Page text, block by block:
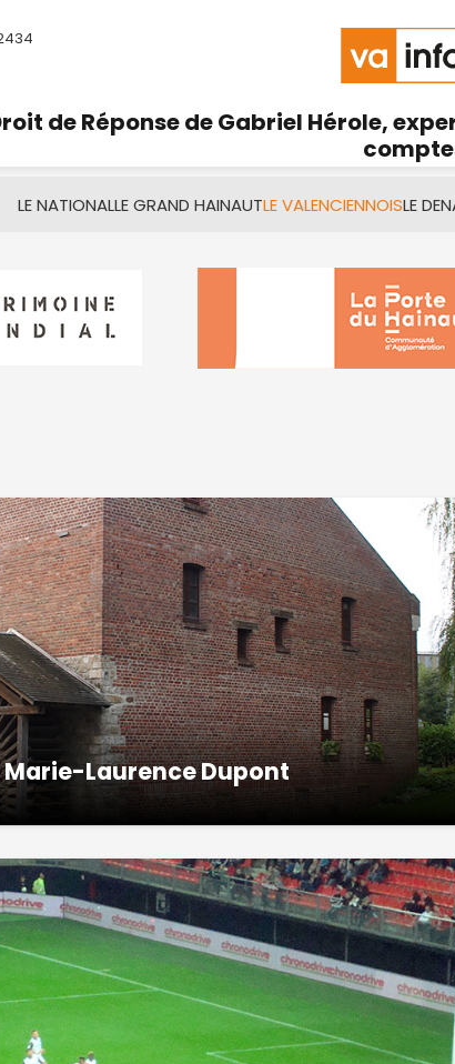
de Réponse de Gabriel Hérole,
LE NATIONALLE GRAND HAINAUTLE VALENCIENNOISLE
Laurence Dupont